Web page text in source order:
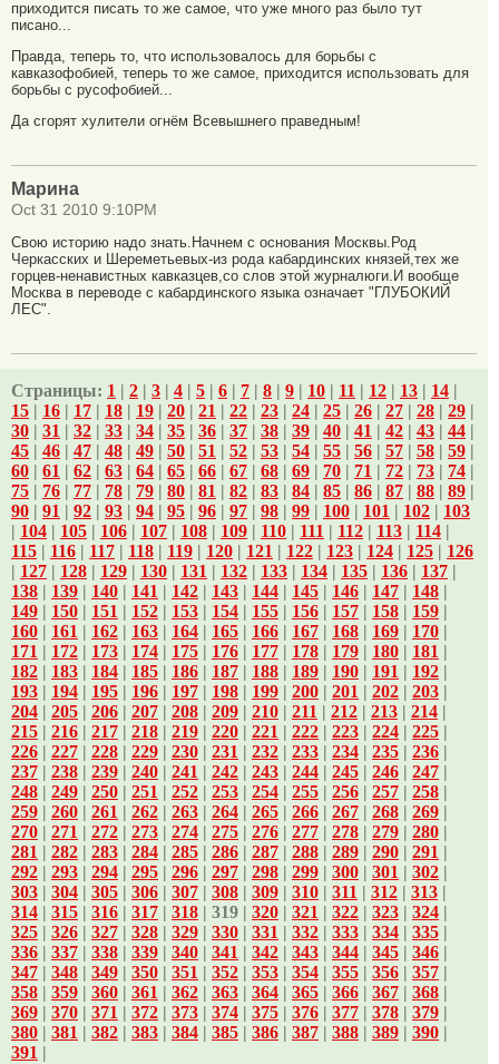
приходится писать то же самое, что уже много раз было тут
писано...
Правда, теперь то, что использовалось для борьбы с
кавказофобией, теперь то же самое, приходится использовать для
борьбы с русофобией...
Да сгорят хулители огнём Всевышнего праведным!
Марина
Oct 31 2010 9:10PM
Свою историю надо знать.Начнем с основания Москвы.Род
Черкасских и Шереметьевых-из рода кабардинских князей,тех же
горцев-ненавистных кавказцев,со слов этой журналюги.И вообще
Москва в переводе с кабардинского языка означает "ГЛУБОКИЙ
ЛЕС".
Страницы: 1 | 2 | 3 | 4 | 5 | 6 | 7 | 8 | 9 | 10 | 11 | 12 | 13 | 14 |
15 | 16 | 17 | 18 | 19 | 20 | 21 | 22 | 23 | 24 | 25 | 26 | 27 | 28 | 29 |
30 | 31 | 32 | 33 | 34 | 35 | 36 | 37 | 38 | 39 | 40 | 41 | 42 | 43 | 44 |
45 | 46 | 47 | 48 | 49 | 50 | 51 | 52 | 53 | 54 | 55 | 56 | 57 | 58 | 59 |
60 | 61 | 62 | 63 | 64 | 65 | 66 | 67 | 68 | 69 | 70 | 71 | 72 | 73 | 74 |
75 | 76 | 77 | 78 | 79 | 80 | 81 | 82 | 83 | 84 | 85 | 86 | 87 | 88 | 89 |
90 | 91 | 92 | 93 | 94 | 95 | 96 | 97 | 98 | 99 | 100 | 101 | 102 | 103
| 104 | 105 | 106 | 107 | 108 | 109 | 110 | 111 | 112 | 113 | 114 |
115 | 116 | 117 | 118 | 119 | 120 | 121 | 122 | 123 | 124 | 125 | 126
| 127 | 128 | 129 | 130 | 131 | 132 | 133 | 134 | 135 | 136 | 137 |
138 | 139 | 140 | 141 | 142 | 143 | 144 | 145 | 146 | 147 | 148 |
149 | 150 | 151 | 152 | 153 | 154 | 155 | 156 | 157 | 158 | 159 |
160 | 161 | 162 | 163 | 164 | 165 | 166 | 167 | 168 | 169 | 170 |
171 | 172 | 173 | 174 | 175 | 176 | 177 | 178 | 179 | 180 | 181 |
182 | 183 | 184 | 185 | 186 | 187 | 188 | 189 | 190 | 191 | 192 |
193 | 194 | 195 | 196 | 197 | 198 | 199 | 200 | 201 | 202 | 203 |
204 | 205 | 206 | 207 | 208 | 209 | 210 | 211 | 212 | 213 | 214 |
215 | 216 | 217 | 218 | 219 | 220 | 221 | 222 | 223 | 224 | 225 |
226 | 227 | 228 | 229 | 230 | 231 | 232 | 233 | 234 | 235 | 236 |
237 | 238 | 239 | 240 | 241 | 242 | 243 | 244 | 245 | 246 | 247 |
248 | 249 | 250 | 251 | 252 | 253 | 254 | 255 | 256 | 257 | 258 |
259 | 260 | 261 | 262 | 263 | 264 | 265 | 266 | 267 | 268 | 269 |
270 | 271 | 272 | 273 | 274 | 275 | 276 | 277 | 278 | 279 | 280 |
281 | 282 | 283 | 284 | 285 | 286 | 287 | 288 | 289 | 290 | 291 |
292 | 293 | 294 | 295 | 296 | 297 | 298 | 299 | 300 | 301 | 302 |
303 | 304 | 305 | 306 | 307 | 308 | 309 | 310 | 311 | 312 | 313 |
314 | 315 | 316 | 317 | 318 | 319 | 320 | 321 | 322 | 323 | 324 |
325 | 326 | 327 | 328 | 329 | 330 | 331 | 332 | 333 | 334 | 335 |
336 | 337 | 338 | 339 | 340 | 341 | 342 | 343 | 344 | 345 | 346 |
347 | 348 | 349 | 350 | 351 | 352 | 353 | 354 | 355 | 356 | 357 |
358 | 359 | 360 | 361 | 362 | 363 | 364 | 365 | 366 | 367 | 368 |
369 | 370 | 371 | 372 | 373 | 374 | 375 | 376 | 377 | 378 | 379 |
380 | 381 | 382 | 383 | 384 | 385 | 386 | 387 | 388 | 389 | 390 |
391 |